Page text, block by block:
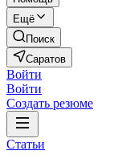
Ещё
Поиск
Саратов
Войти
Войти
Создать резюме
Статьи